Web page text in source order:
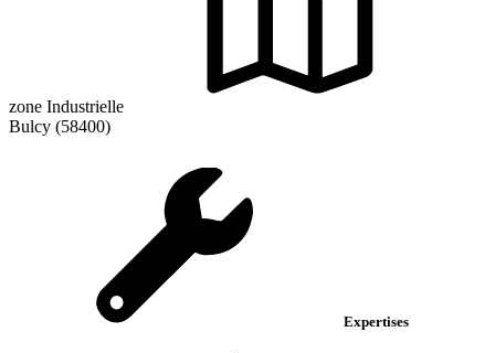
zone Industrielle
Bulcy (58400)
Expertises